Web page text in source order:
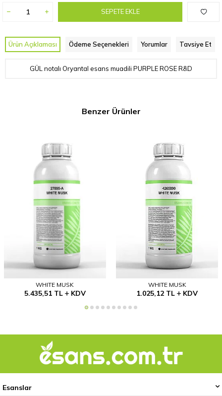
SEPETE EKLE
Ürün Açıklaması Ödeme Seçenekleri Yorumlar Tavsiye Et
GÜL notalı Oryantal esans muadili PURPLE ROSE R&D
Benzer Ürünler
WHITE MUSK
5.435,51TL KDV
WHITE MUSK
1.025,12 TL KDV
Esanslar